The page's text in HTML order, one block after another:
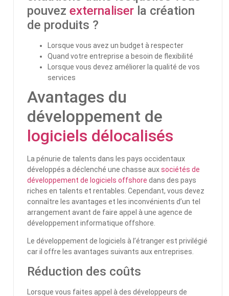
pouvezexternaliser la création
de produits ?
Lorsque vous avez un budget à respecter
Quand votre entreprise a besoin de flexibilité
Lorsque vous devez améliorer la qualité de vos
services
Avantages du
développement de
logiciels délocalisés
La pénurie de talents dans les pays occidentaux
développés a déclenché une chasse auxsociétés de
développement de logiciels offshore dans des pays
riches en talents et rentables. Cependant, vous devez
connaître les avantages et les inconvénients d’un tel
arrangement avant de faire appel à une agence de
développement informatique offshore.
Le développement de logiciels à l’étranger est privilégié
car il offre les avantages suivants aux entreprises.
Réduction des coûts
Lorsque vous faites appel à des développeurs de